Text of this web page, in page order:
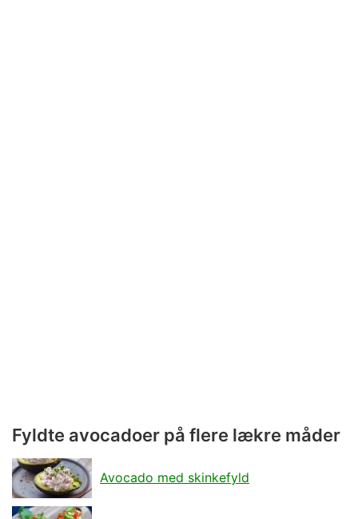
Fyldte avocadoer på flere lækre måder
Avocado med skinkefyld